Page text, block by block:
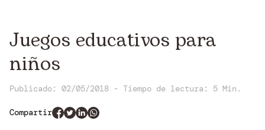
Juegos educativos para
niños
Publicado: 02/05/2018 - Tiempo de lectura: 5 Min.
Compartir